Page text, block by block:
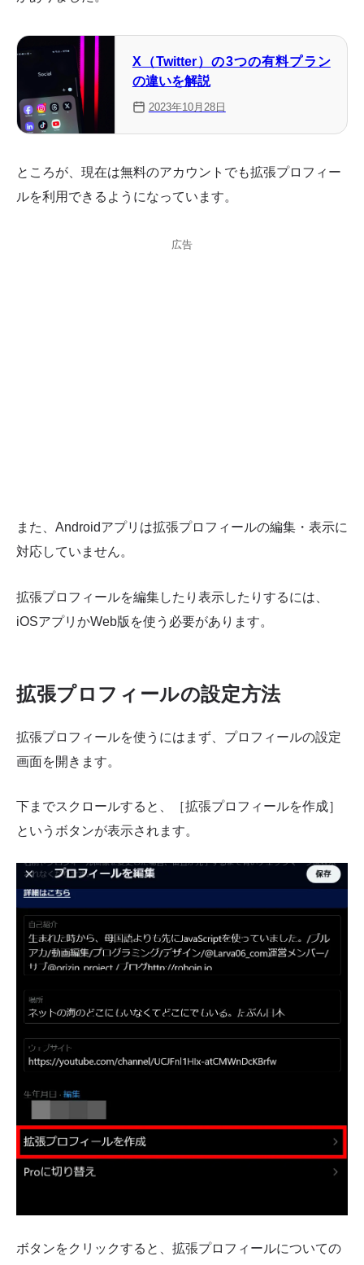
X（Twitter）の3つの有料プラン
の違いを解説
2023年10月28日
ところが、現在は無料のアカウントでも拡張プロフィー
ルを利用できるようになっています。
広告
また、Androidアプリは拡張プロフィールの編集・表示に
対応していません。
拡張プロフィールを編集したり表示したりするには、
iOSアプリかWeb版を使う必要があります。
拡張プロフィールの設定方法
拡張プロフィールを使うにはまず、プロフィールの設定
画面を開きます。
下までスクロールすると、［拡張プロフィールを作成］
というボタンが表示されます。
ボタンをクリックすると、拡張プロフィールについての